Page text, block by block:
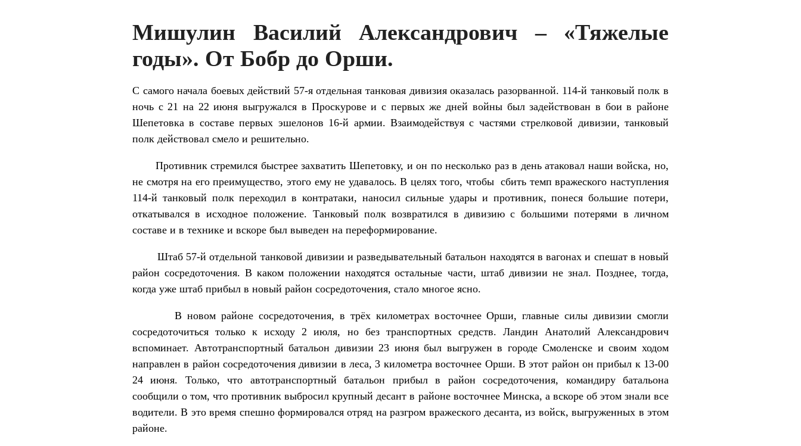
Мишулин Василий Александрович – «Тяжелые
годы». От Бобр до Орши.
С самого начала боевых действий 57-я отдельная танковая дивизия оказалась разорванной. 114-й танковый полк в
ночь с 21 на 22 июня выгружался в Проскурове и с первых же дней войны был задействован в бои в районе
Шепетовка в составе первых эшелонов 16-й армии. Взаимодействуя с частями стрелковой дивизии, танковый
полк действовал смело и решительно.
Противник стремился быстрее захватить Шепетовку, и он по несколько раз в день атаковал наши войска, но,
не смотря на его преимущество, этого ему не удавалось. В целях того, чтобы сбить темп вражеского наступления
114-й танковый полк переходил в контратаки, наносил сильные удары и противник, понеся большие потери,
откатывался в исходное положение. Танковый полк возвратился в дивизию с большими потерями в личном
составе и в технике и вскоре был выведен на переформирование.
Штаб 57-й отдельной танковой дивизии и разведывательный батальон находятся в вагонах и спешат в новый
район сосредоточения. В каком положении находятся остальные части, штаб дивизии не знал. Позднее, тогда,
когда уже штаб прибыл в новый район сосредоточения, стало многое ясно.
В новом районе сосредоточения, в трёх километрах восточнее Орши, главные силы дивизии смогли
сосредоточиться только к исходу 2 июля, но без транспортных средств. Ландин Анатолий Александрович
вспоминает. Автотранспортный батальон дивизии 23 июня был выгружен в городе Смоленске и своим ходом
направлен в район сосредоточения дивизии в леса, 3 километра восточнее Орши. В этот район он прибыл к 13-00
24 июня. Только, что автотранспортный батальон прибыл в район сосредоточения, командиру батальона
сообщили о том, что противник выбросил крупный десант в районе восточнее Минска, а вскоре об этом знали все
водители. В это время спешно формировался отряд на разгром вражеского десанта, из войск, выгруженных в этом
районе.